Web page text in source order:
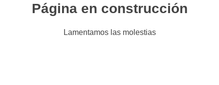
Página en construcción
Lamentamos las molestias